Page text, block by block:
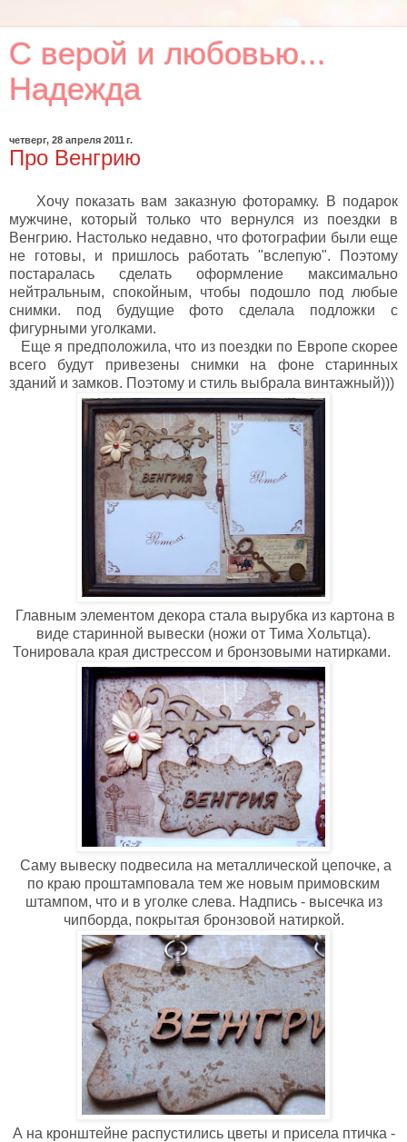
C верой и любовью...
Надежда
четверг, 28 апреля 2011 г.
Про Венгрию
Хочу показать вам заказную фоторамку. В подарок
мужчине, который только что вернулся из поездки в
Венгрию. Настолько недавно, что фотографии были еще
не готовы, и пришлось работать "вслепую". Поэтому
постаралась сделать оформление максимально
нейтральным, спокойным, чтобы подошло под любые
снимки. под будущие фото сделала подложки с
фигурными уголками.
Еще я предположила, что из поездки по Европе скорее
всего будут привезены снимки на фоне старинных
зданий и замков. Поэтому и стиль выбрала винтажный)))
Главным элементом декора стала вырубка из картона в
виде старинной вывески (ножи от Тима Хольтца).
Тонировала края дистрессом и бронзовыми натирками.
Саму вывеску подвесила на металлической цепочке, а
по краю проштамповала тем же новым примовским
штампом, что и в уголке слева. Надпись - высечка из
чипборда, покрытая бронзовой натиркой.
А на кронштейне распустились цветы и присела птичка -